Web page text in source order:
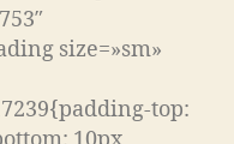
size=»sm»
top: